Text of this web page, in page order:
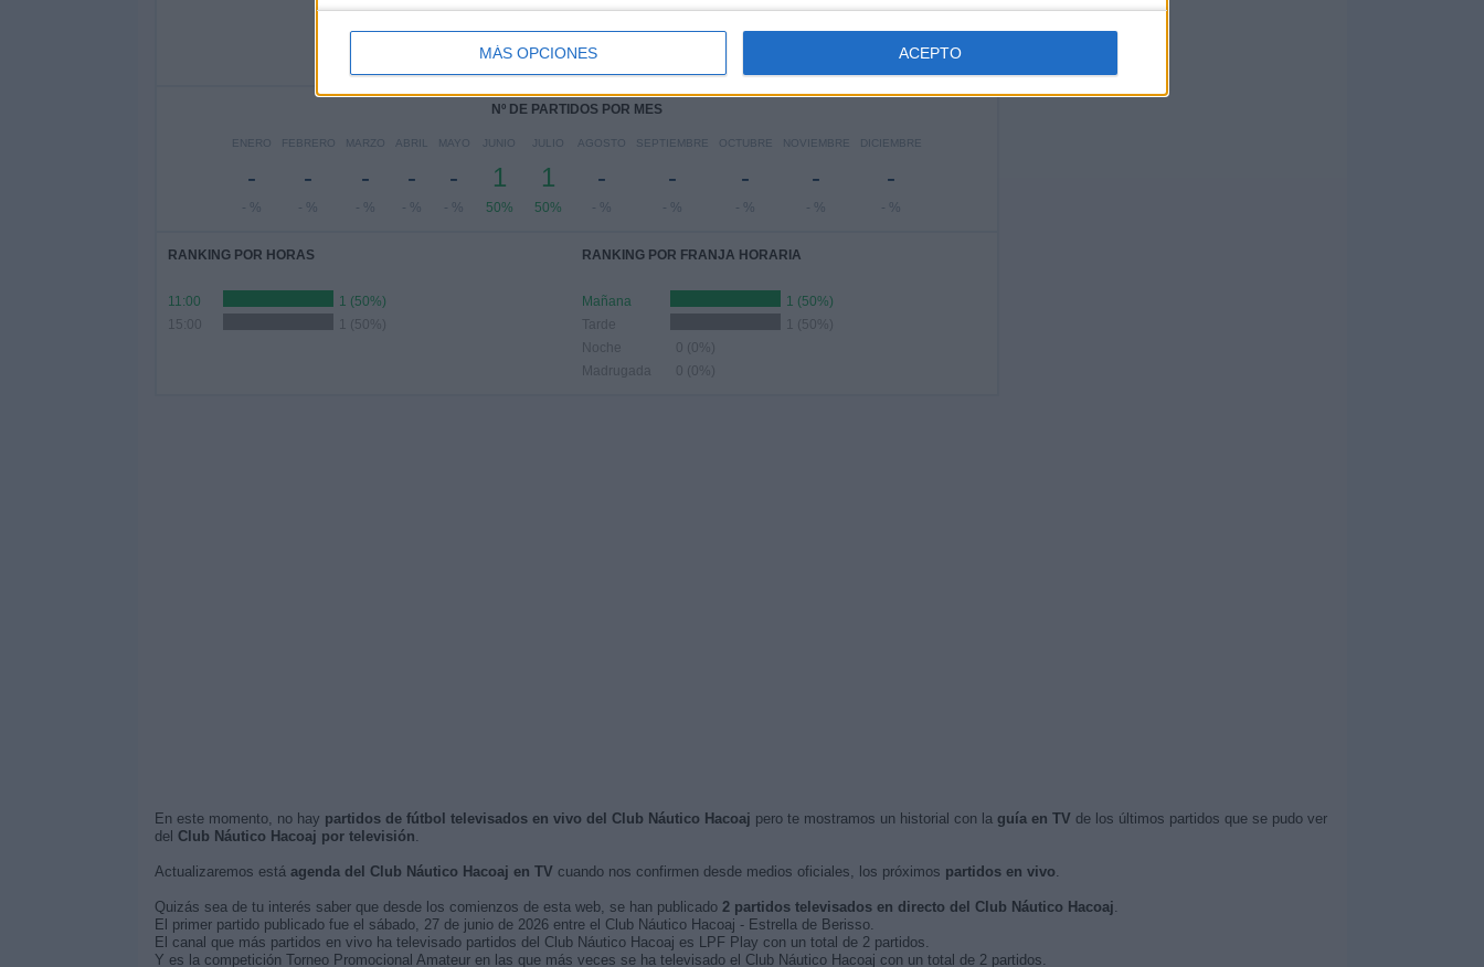
MÁS OPCIONES ACEPTO
- -
- %
-
- %
1 1 -
Nº DE PARTIDOS POR MES
ENERO
-
- %
FEBRERO
-
- %
MARZO
-
- %
ABRIL
-
- %
MAYO
-
- %
JUNIO
1
50%
JULIO
1
50%
AGOSTO
-
- %
SEPTIEMBRE
-
- %
OCTUBRE
-
- %
NOVIEMBRE
-
- %
DICIEMBRE
-
- %
RANKING POR HORAS
11:00
1 (50%)
15:00
1 (50%)
RANKING POR FRANJA HORARIA
Mañana
1 (50%)
Tarde
1 (50%)
Noche
0 (0%)
Madrugada
0 (0%)
En este momento, no hay partidos de fútbol televisados en vivo del Club Náutico Hacoaj pero te mostramos un historial con la guía en TV de los últimos partidos que se pudo ver
del Club Náutico Hacoaj por televisión.
Actualizaremos está agenda del Club Náutico Hacoaj en TV cuando nos confirmen desde medios oficiales, los próximos partidos en vivo.
Quizás sea de tu interés saber que desde los comienzos de esta web, se han publicado 2 partidos televisados en directo del Club Náutico Hacoaj.
El primer partido publicado fue el sábado, 27 de junio de 2026 entre el Club Náutico Hacoaj - Estrella de Berisso.
El canal que más partidos en vivo ha televisado partidos del Club Náutico Hacoaj es LPF Play con un total de 2 partidos.
Y es la competición Torneo Promocional Amateur en las que más veces se ha televisado el Club Náutico Hacoaj con un total de 2 partidos.